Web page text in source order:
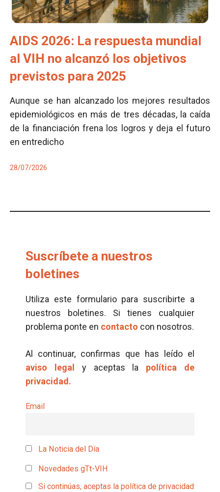
AIDS 2026: La respuesta mundial
al VIH no alcanzó los objetivos
previstos para 2025
Aunque se han alcanzado los mejores resultados
epidemiológicos en más de tres décadas, la caída
de la financiación frena los logros y deja el futuro
en entredicho
28/07/2026
Suscríbete a nuestros
boletines
Utiliza este formulario para suscribirte a
nuestros boletines. Si tienes cualquier
problema ponte en contacto con nosotros.
Al continuar, confirmas que has leído el
aviso legal
y aceptas la política de
privacidad.
Email
La Noticia del Día
Novedades gTt-VIH
Si continúas, aceptas la política de privacidad